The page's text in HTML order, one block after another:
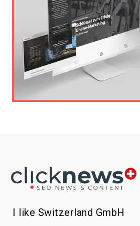
I like Switzerland GmbH